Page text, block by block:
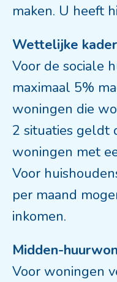
maken. U heeft
Wettelijke
Voor de sociale
maximaal 5%
woningen die
2 situaties geldt
woningen met
Voor
per maand
inkomen.
Midden-
Voor woningen